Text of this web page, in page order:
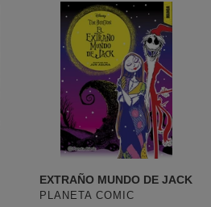
EXTRAÑO
MUNDO
EXTRAÑO MUNDO DE JACK
PROVEEDOR
PLANETA COMIC